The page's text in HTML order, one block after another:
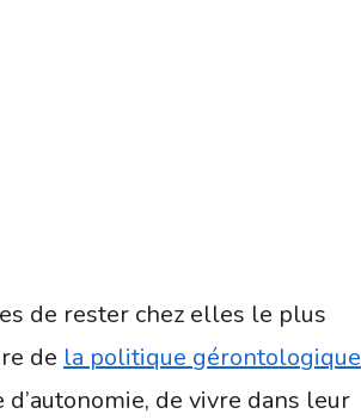
de rester chez elles le plus
de la politique gérontologique
de vivre dans leur